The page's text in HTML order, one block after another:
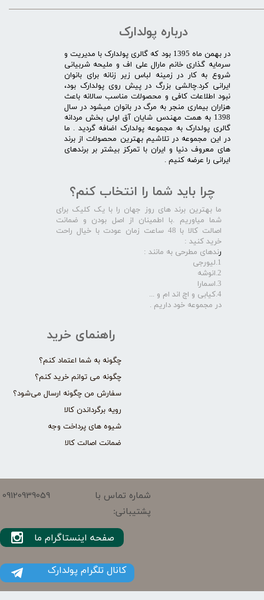
درباره پولدارک
در بهمن ماه 1395 بود که گالری پولدارک با مدیریت و
سرمایه گذاری خانم مارال علی اف و ملیحه شربیانی
شروع به کار در زمینه لباس زیر زنانه برای بانوان
ایرانی کرد.چالشی بزرگ در پیش روی پولدارک بود،
نبود اطلاعات کافی و محصولات مناسب سالانه باعث
هزاران بیماری منجر به مرگ در بانوان میشود در سال
1398 به همت مهندس شایان آق اولی بخش مردانه
گالری پولدارک به مجموعه پولدارک اضافه گردید . ما
در این مجموعه در تلاشیم بهترین محصولات از برند
های معروف دنیا و ایران با تمرکز بیشتر بر برندهای
ایرانی را عرضه کنیم .​​​​​​​
راهنمای خرید
چگونه به شما اعتماد کنم؟
چگونه می توانم خرید کنم؟
سفارش من چگونه ارسال می‌شود؟
رویه برگرداندن کالا
شیوه های پرداخت وجه
ضمانت اصالت کالا
چرا باید شما را انتخاب کنم؟
ما بهترین برند های روز جهان را با یک کلیک برای
شما میاوریم .با اطمینان از اصل بودن و ضمانت
اصالت کالا با 48 ساعت زمان عودت با خیال راحت
خرید کنید :
رندهای مطرحی به مانند :
1.لیورجی
2.انوشه
3.اسمارا
4.کیابی و اچ اند ام و ...
در مجموعه خود داریم .​​​​​​​
شماره تماس با
پشتیبانی:
09120939059
کانال تلگرام پولدارک
صفحه اینستاگرام ما